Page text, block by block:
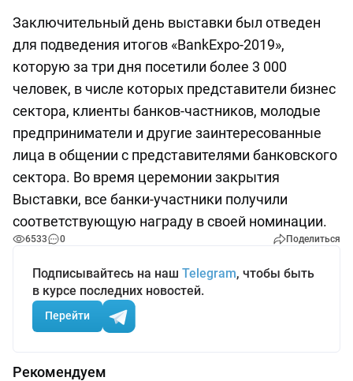
Заключительный день выставки был отведен
для подведения итогов «BankExpo-2019»,
которую за три дня посетили более 3 000
человек, в числе которых представители бизнес
сектора, клиенты банков-частников, молодые
предприниматели и другие заинтересованные
лица в общении с представителями банковского
сектора. Во время церемонии закрытия
Выставки, все банки-участники получили
соответствующую награду в своей номинации.
6533 0 Поделиться
Подписывайтесь на наш Telegram, чтобы быть
в курсе последних новостей.
Перейти
Рекомендуем